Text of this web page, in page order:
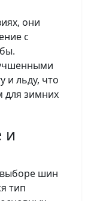
они
с
и льду, что
для зимних
и
шин
тип